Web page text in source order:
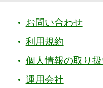
お問い合わせ
利用規約
個人情報の取り
運用会社